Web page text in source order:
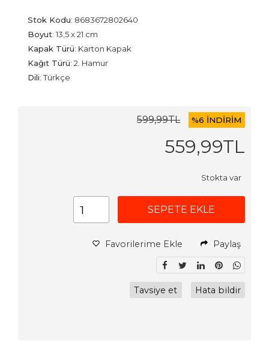
Stok Kodu: 8683672802640
Boyut: 13,5 x 21 cm
Kapak Türü: Karton Kapak
Kağıt Türü: 2. Hamur
Dili:Türkçe
599,99TL %6 İNDİRİM
559,99TL
Stokta var
SEPETE EKLE
Favorilerime Ekle Paylaş
Tavsiye et Hata bildir